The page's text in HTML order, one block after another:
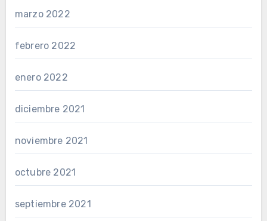
marzo 2022
febrero 2022
enero 2022
diciembre 2021
noviembre 2021
octubre 2021
septiembre 2021